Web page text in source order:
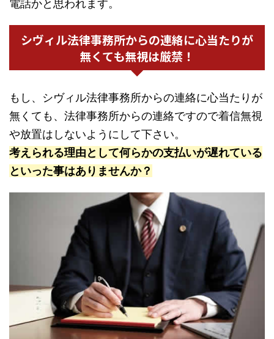
電話かと思われます。
シヴィル法律事務所からの連絡に心当たりが
無くても無視は厳禁！
もし、シヴィル法律事務所からの連絡に心当たりが
無くても、法律事務所からの連絡ですので着信無視
や放置はしないようにして下さい。
考えられる理由として何らかの支払いが遅れている
といった事はありませんか？